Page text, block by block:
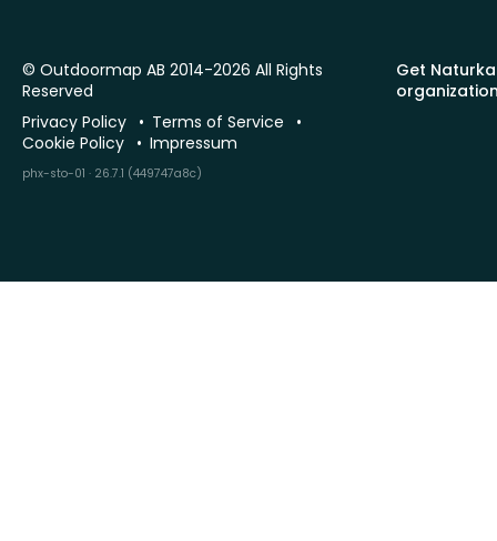
Get
© Outdoormap AB 2014-2026 All Rights
Reserved
Privacy Policy
Terms of Service
Cookie Policy
Impressum
phx-sto-01 · 26.7.1 (449747a8c)